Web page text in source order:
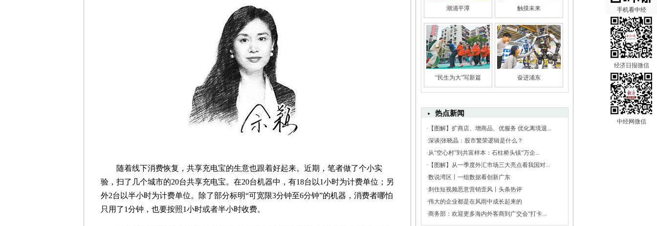
手机看中经
经济日报微信
中经网微信
随着线下消费恢复，共享充电宝的生意也跟着好起来。近期，笔者做了个小实
验，扫了几个城市的20台共享充电宝。在20台机器中，有18台以1小时为计费单位；另
外2台以半小时为计费单位。除了部分标明“可宽限3分钟至6分钟”的机器，消费者哪怕
只用了1分钟，也要按照1小时或者半小时收费。
潮涌平潭 触摸未来
“民生为大”写新篇 奋进浦东
热点新闻
· 【图解】扩商店、增商品、优服务 优化离境退...
·深谈|张晓晶：股市繁荣逻辑是什么？
·从“空心村”到共富样本：石柱桥头镇“万企...
· 【图解】从一季度外汇市场三大亮点看我国对...
·数说湾区丨一组数据看创新广东
·刹住短视频恶意营销歪风丨头条热评
·伟大的企业都是在风雨中成长起来的
·商务部：欢迎更多海内外客商到广交会“打卡...